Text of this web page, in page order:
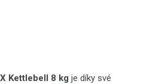
Kettlebell 8 kg je díky své